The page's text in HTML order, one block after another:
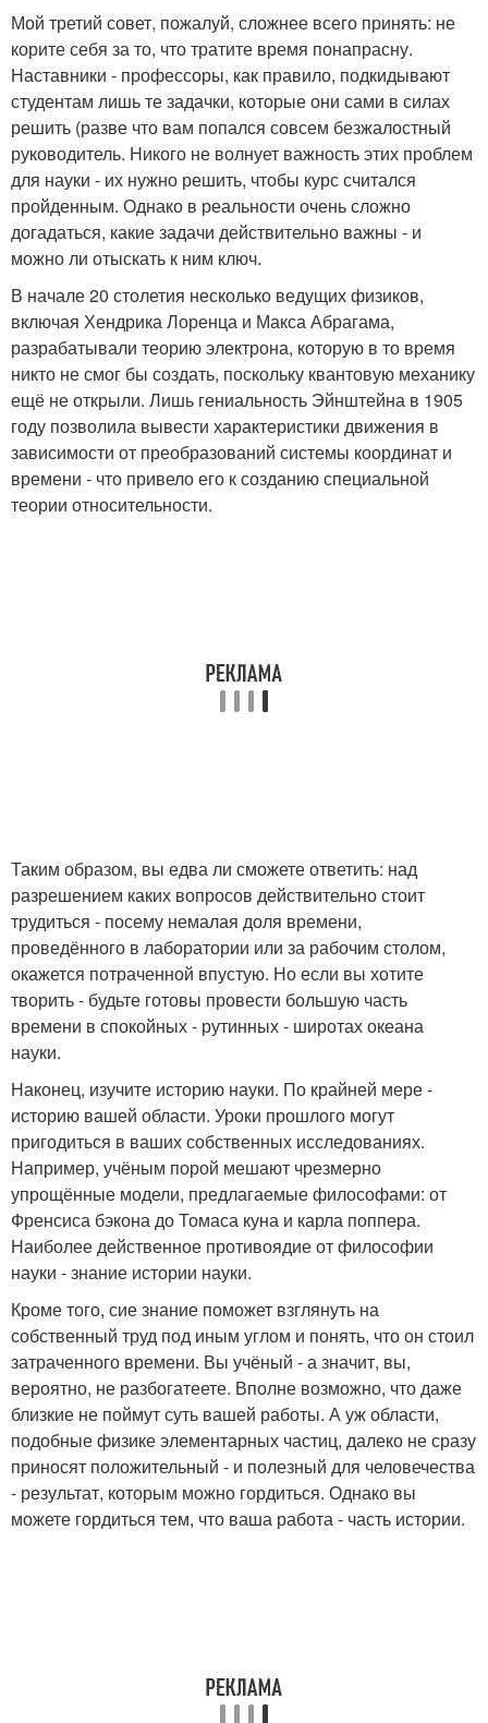
Мой третий совет, пожалуй, сложнее всего принять: не
корите себя за то, что тратите время понапрасну.
Наставники - профессоры, как правило, подкидывают
студентам лишь те задачки, которые они сами в силах
решить (разве что вам попался совсем безжалостный
руководитель. Никого не волнует важность этих проблем
для науки - их нужно решить, чтобы курс считался
пройденным. Однако в реальности очень сложно
догадаться, какие задачи действительно важны - и
можно ли отыскать к ним ключ.
В начале 20 столетия несколько ведущих физиков,
включая Хендрика Лоренца и Макса Абрагама,
разрабатывали теорию электрона, которую в то время
никто не смог бы создать, поскольку квантовую механику
ещё не открыли. Лишь гениальность Эйнштейна в 1905
году позволила вывести характеристики движения в
зависимости от преобразований системы координат и
времени - что привело его к созданию специальной
теории относительности.
Таким образом, вы едва ли сможете ответить: над
разрешением каких вопросов действительно стоит
трудиться - посему немалая доля времени,
проведённого в лаборатории или за рабочим столом,
окажется потраченной впустую. Но если вы хотите
творить - будьте готовы провести большую часть
времени в спокойных - рутинных - широтах океана
науки.
Наконец, изучите историю науки. По крайней мере -
историю вашей области. Уроки прошлого могут
пригодиться в ваших собственных исследованиях.
Например, учёным порой мешают чрезмерно
упрощённые модели, предлагаемые философами: от
Френсиса бэкона до Томаса куна и карла поппера.
Наиболее действенное противоядие от философии
науки - знание истории науки.
Кроме того, сие знание поможет взглянуть на
собственный труд под иным углом и понять, что он стоил
затраченного времени. Вы учёный - а значит, вы,
вероятно, не разбогатеете. Вполне возможно, что даже
близкие не поймут суть вашей работы. А уж области,
подобные физике элементарных частиц, далеко не сразу
приносят положительный - и полезный для человечества
- результат, которым можно гордиться. Однако вы
можете гордиться тем, что ваша работа - часть истории.